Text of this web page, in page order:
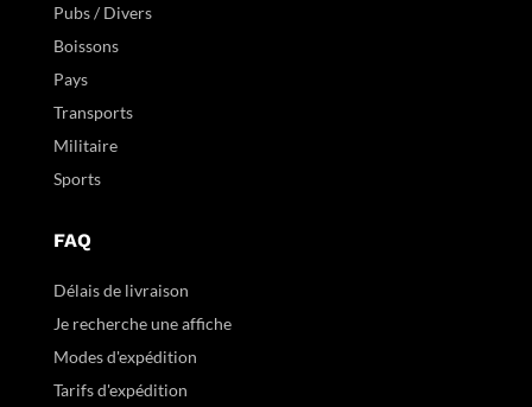
Pubs / Divers
Boissons
Pays
Transports
Militaire
Sports
FAQ
Délais de livraison
Je recherche une affiche
Modes d'expédition
Tarifs d'expédition